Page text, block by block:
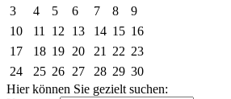
3
4 5 6 7 8
9
10
11 12 13 14 15 16
17
18 19 20 21 22 23
24
25 26 27 28 29 30
Hier können Sie gezielt suchen: